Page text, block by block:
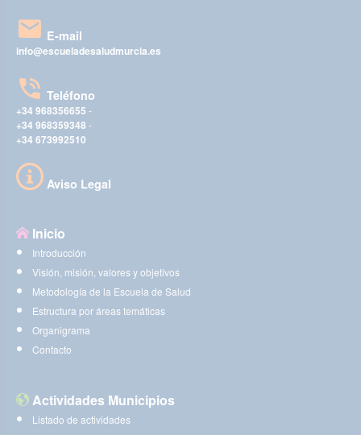
E-mail
info@escueladesaludmurcia.es
Teléfono
+34 968356655 -
+34 968359348 -
+34 673992510
Aviso Legal
Inicio
Introducción
Visión, misión, valores y objetivos
Metodología de la Escuela de Salud
Estructura por áreas temáticas
Organigrama
Contacto
Actividades Municipios
Listado de actividades